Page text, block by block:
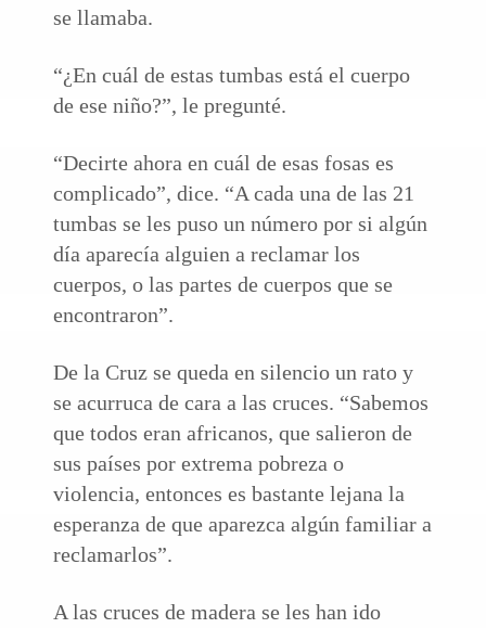
se llamaba.
“¿En cuál de estas tumbas está el cuerpo
de ese niño?”, le pregunté.
“Decirte ahora en cuál de esas fosas es
complicado”, dice. “A cada una de las 21
tumbas se les puso un número por si algún
día aparecía alguien a reclamar los
cuerpos, o las partes de cuerpos que se
encontraron”.
De la Cruz se queda en silencio un rato y
se acurruca de cara a las cruces. “Sabemos
que todos eran africanos, que salieron de
sus países por extrema pobreza o
violencia, entonces es bastante lejana la
esperanza de que aparezca algún familiar a
reclamarlos”.
A las cruces de madera se les han ido